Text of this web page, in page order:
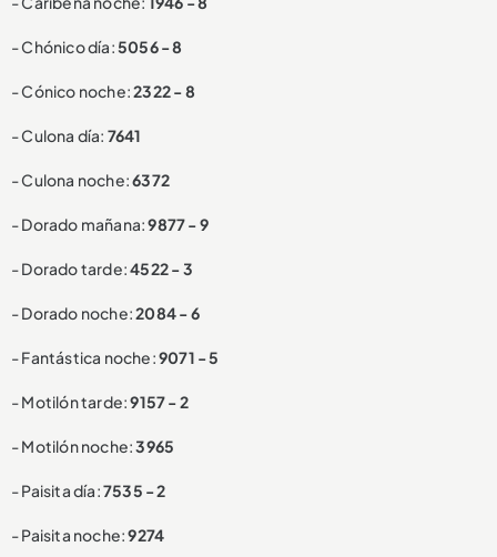
- Chónico día:5056 - 8
- Cónico noche:2322 - 8
- Culona día: 7641
- Culona noche:6372
- Dorado mañana:9877 - 9
- Dorado tarde:4522 - 3
- Dorado noche:2084 - 6
- Fantástica noche:9071 - 5
- Motilón tarde:9157 - 2
- Motilón noche:3965
- Paisita día:7535 - 2
- Paisita noche:9274